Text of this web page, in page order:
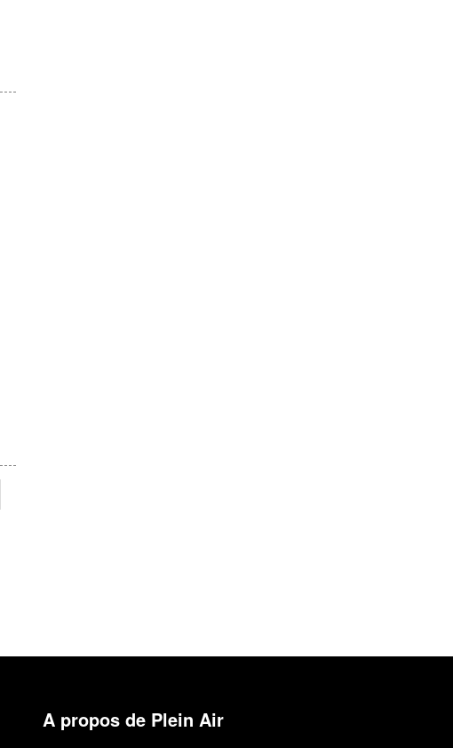
A propos de Plein Air